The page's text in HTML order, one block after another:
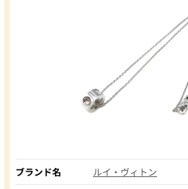
ブランド名
ルイ・ヴィトン